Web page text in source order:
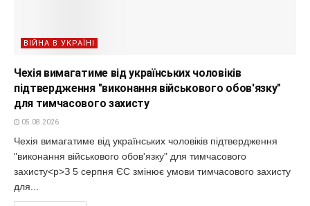
ВІЙНА В УКРАЇНІ
Чехія вимагатиме від українських чоловіків
підтвердження "виконання військового обов'язку"
для тимчасового захисту
05.08.2026
Чехія вимагатиме від українських чоловіків підтвердження
"виконання військового обов'язку" для тимчасового
захисту<p>З 5 серпня ЄС змінює умови тимчасового захисту
для...